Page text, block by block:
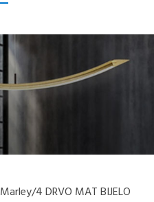
Marley/4 DRVO MAT BIJELO